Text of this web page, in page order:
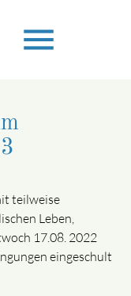
menu
teilweise
Leben,
17.08. 2022
eingeschult